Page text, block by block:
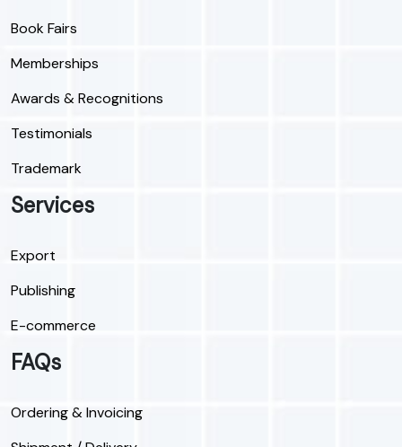
Book Fairs
Memberships
Awards & Recognitions
Testimonials
Trademark
Services
Export
Publishing
E-commerce
FAQs
Ordering & Invoicing